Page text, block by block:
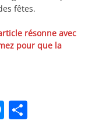
fêtes.
résonne avec
pour que la